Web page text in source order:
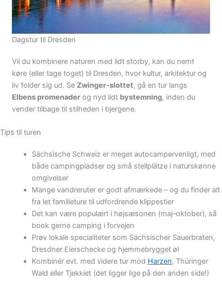
Dagstur til Dresden
Vil du kombinere naturen med lidt storby, kan du nemt
køre (eller tage toget) til Dresden, hvor kultur, arkitektur og
liv folder sig ud. Se Zwinger-slottet, gå en tur langs
Elbens promenader og nyd lidt bystemning, inden du
vender tilbage til stilheden i bjergene.
Tips til turen
Sächsische Schweiz er meget autocampervenligt, med
både campingpladser og små stellplätze i naturskønne
omgivelser
Mange vandreruter er godt afmærkede – og du finder alt
fra let familieture til udfordrende klippestier
Det kan være populært i højsæsonen (maj–oktober), så
book gerne camping i forvejen
Prøv lokale specialiteter som Sächsischer Sauerbraten,
Dresdner Eierschecke og hjemmebrygget øl
Kombinér evt. med videre tur mod Harzen, Thüringer
Wald eller Tjekkiet (det ligger lige på den anden side!)